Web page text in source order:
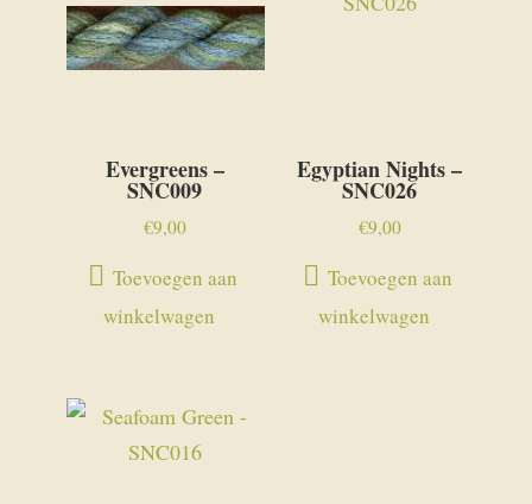
Evergreens –
SNC009
€9,00
Toevoegen aan
winkelwagen
Egyptian Nights –
SNC026
€9,00
Toevoegen aan
winkelwagen